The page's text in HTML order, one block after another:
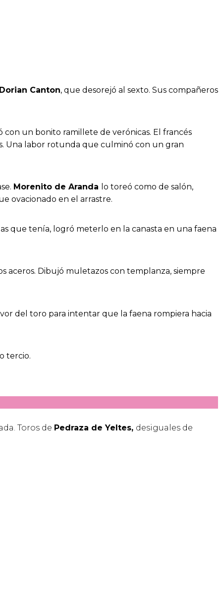
Dorian Canton, que desorejó al sexto. Sus compañeros
con un bonito ramillete de verónicas. El francés
Una labor rotunda que culminó con un gran
Morenito de Aranda lo toreó como de salón,
ovacionado en el arrastre.
que tenía, logró meterlo en la canasta en una faena
aceros. Dibujó muletazos con templanza, siempre
del toro para intentar que la faena rompiera hacia
tercio.
Toros de Pedraza de Yeltes, desiguales de